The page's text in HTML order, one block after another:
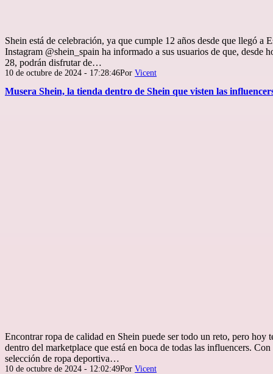
Shein está de celebración, ya que cumple 12 años desde que llegó a
Instagram @shein_spain ha informado a sus usuarios de que, desde
28, podrán disfrutar de…
Publicada
10 de octubre de 2024 - 17:28:46Por Vicent
Musera Shein, la tienda dentro de Shein que visten las
Encontrar ropa de calidad en Shein puede ser todo un reto, pero hoy
dentro del marketplace que está en boca de todas las influencers.
selección de ropa deportiva…
Publicada
10 de octubre de 2024 - 12:02:49Por Vicent